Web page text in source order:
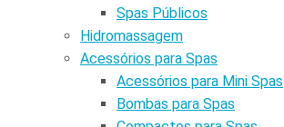
Spas Públicos
Hidromassagem
Acessórios para Spas
Acessórios para Mini Spas
Bombas para Spas